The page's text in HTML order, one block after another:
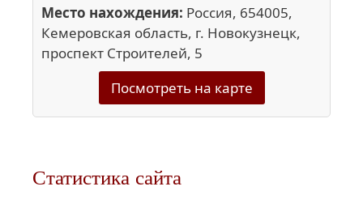
Место нахождения: Россия, 654005,
Кемеровская область, г. Новокузнецк,
проспект Строителей, 5
Посмотреть на карте
Статистика сайта